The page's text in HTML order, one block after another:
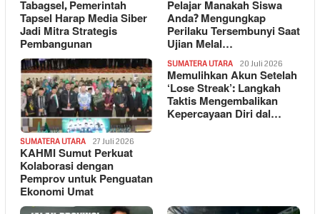
Tabagsel, Pemerintah
Tapsel Harap Media Siber
Jadi Mitra Strategis
Pembangunan
Pelajar Manakah Siswa
Anda? Mengungkap
Perilaku Tersembunyi Saat
Ujian Melal…
SUMATERA UTARA 27 Juli 2026
KAHMI Sumut Perkuat
Kolaborasi dengan
Pemprov untuk Penguatan
Ekonomi Umat
SUMATERA UTARA 20 Juli 2026
Memulihkan Akun Setelah
‘Lose Streak’: Langkah
Taktis Mengembalikan
Kepercayaan Diri dal…